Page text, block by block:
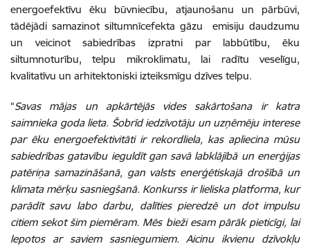
energoefektīvu ēku būvniecību, atjaunošanu un pārbūvi,
tādējādi samazinot siltumnīcefekta gāzu emisiju daudzumu
un veicinot sabiedrības izpratni par labbūtību, ēku
siltumnoturību, telpu mikroklimatu, lai radītu veselīgu,
kvalitatīvu un arhitektoniski izteiksmīgu dzīves telpu.
“Savas mājas un apkārtējās vides sakārtošana ir katra
saimnieka goda lieta. Šobrīd iedzīvotāju un uzņēmēju interese
par ēku energoefektivitāti ir rekordliela, kas apliecina mūsu
sabiedrības gatavību ieguldīt gan savā labklājībā un enerģijas
patēriņa samazināšanā, gan valsts enerģētiskajā drošībā un
klimata mērķu sasniegšanā. Konkurss ir lieliska platforma, kur
parādīt savu labo darbu, dalīties pieredzē un dot impulsu
citiem sekot šim piemēram. Mēs bieži esam pārāk pieticīgi, lai
lepotos ar saviem sasniegumiem. Aicinu ikvienu dzīvokļu